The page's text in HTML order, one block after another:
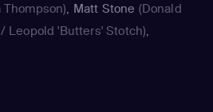
, Matt Stone (Donald
Leopold 'Butters' Stotch),
Harrison Yates / Pi Pi / Water